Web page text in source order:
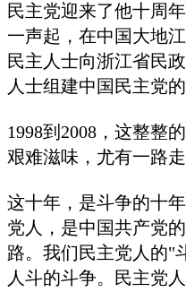
民主党迎来了他十周
一声起，在中国大地
民主人士向浙江省民
人士组建中国民主党的
1998到 2008 ，这整整
艰难滋味，尤有一路
这十年，是斗争的十
党人，是中国共产党
路。我们民主党人的"
人斗的斗争。民主党